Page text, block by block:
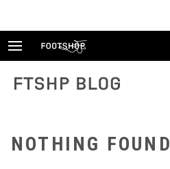
FTSHP blog
NOTHING FOUND